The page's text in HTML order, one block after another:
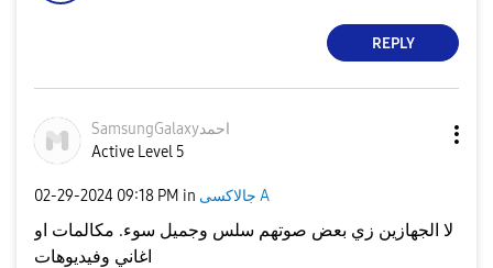
REPLY
SamsungGalaxyاحمد
Active Level 5
‎02-29-2024 09:18 PM in جالاكسى A
لا الجهازين زي بعض صوتهم سلس وجميل سوء. مكالمات او
اغاني وفيديوهات